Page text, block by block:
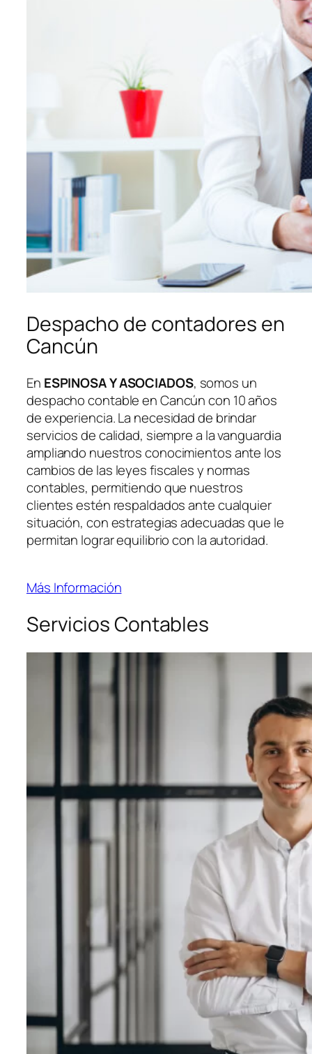
Despacho de contadores en
Cancún
En ESPINOSA Y ASOCIADOS, somos un
despacho contable en Cancún con 10 años
de experiencia. La necesidad de brindar
servicios de calidad, siempre a la vanguardia
ampliando nuestros conocimientos ante los
cambios de las leyes fiscales y normas
contables, permitiendo que nuestros
clientes estén respaldados ante cualquier
situación, con estrategias adecuadas que le
permitan lograr equilibrio con la autoridad.
Más Información
Servicios Contables